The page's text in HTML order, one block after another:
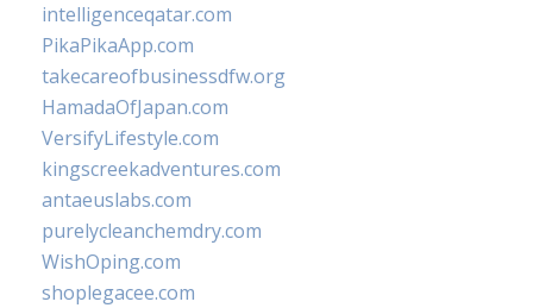
intelligenceqatar.com
PikaPikaApp.com
takecareofbusinessdfw.org
HamadaOfJapan.com
VersifyLifestyle.com
kingscreekadventures.com
antaeuslabs.com
purelycleanchemdry.com
WishOping.com
shoplegacee.com